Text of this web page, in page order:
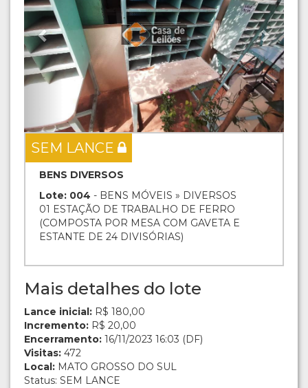
SEM LANCE
BENS DIVERSOS
Lote: 004 - BENS MÓVEIS » DIVERSOS
01 ESTAÇÃO DE TRABALHO DE FERRO
(COMPOSTA POR MESA COM GAVETA E
ESTANTE DE 24 DIVISÓRIAS)
Mais detalhes do lote
Lance inicial: R$ 180,00
Incremento: R$ 20,00
Encerramento: 16/11/2023 16:03 (DF)
Visitas: 472
Local: MATO GROSSO DO SUL
Status: SEM LANCE